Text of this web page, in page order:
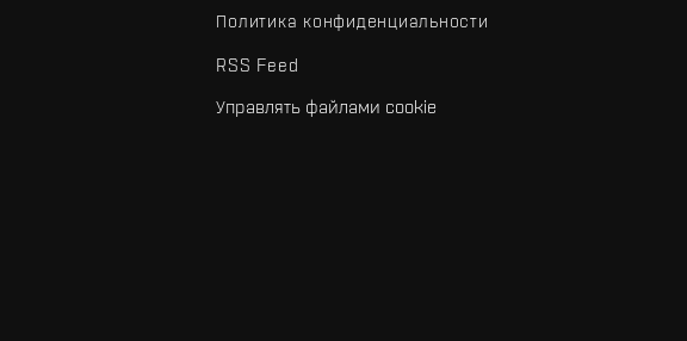
Политика конфиденциальности
RSS Feed
Управлять файлами cookie